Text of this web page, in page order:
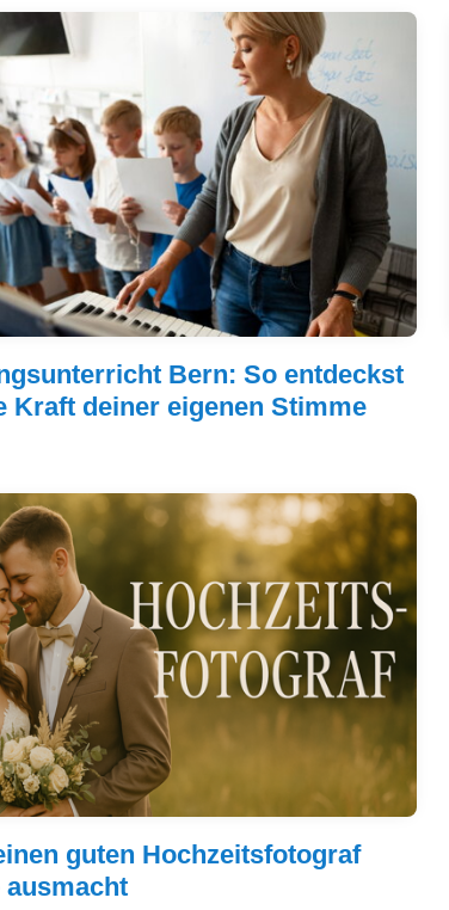
Bern: So entdeckst
Kraft deiner eigenen Stimme
guten Hochzeitsfotograf
ausmacht